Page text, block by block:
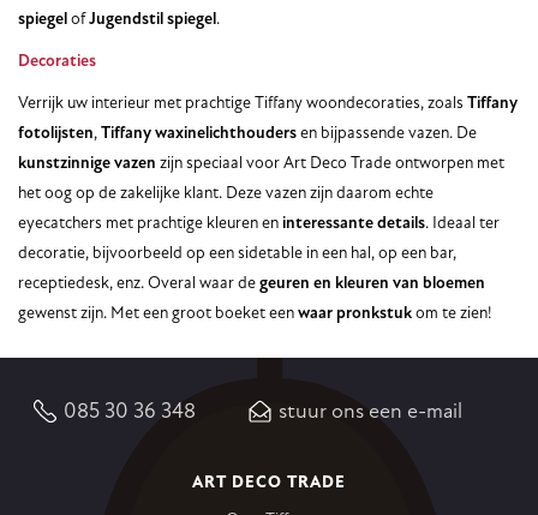
spiegelofJugendstil spiegel.
Decoraties
Verrijk uw interieur met prachtige Tiffany woondecoraties, zoals Tiffany
fotolijsten,Tiffany waxinelichthoudersen bijpassende vazen. De
kunstzinnige vazen zijn speciaal voor Art Deco Trade ontworpen met
het oog op de zakelijke klant. Deze vazen zijn daarom echte
eyecatchers met prachtige kleuren en interessante details. Ideaal ter
decoratie, bijvoorbeeld op een sidetable in een hal, op een bar,
receptiedesk, enz. Overal waar degeuren en kleuren van bloemen
gewenst zijn. Met een groot boeket eenwaar pronkstukom te zien!
085 30 36 348 stuur ons een e-mail
ART DECO TRADE